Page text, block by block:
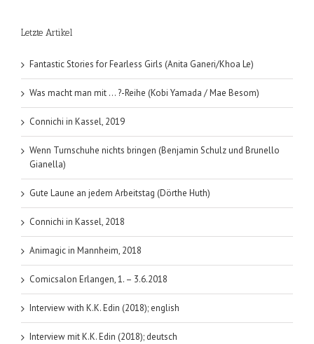
Letzte Artikel
Fantastic Stories for Fearless Girls (Anita Ganeri/Khoa Le)
Was macht man mit … ?-Reihe (Kobi Yamada / Mae Besom)
Connichi in Kassel, 2019
Wenn Turnschuhe nichts bringen (Benjamin Schulz und Brunello
Gianella)
Gute Laune an jedem Arbeitstag (Dörthe Huth)
Connichi in Kassel, 2018
Animagic in Mannheim, 2018
Comicsalon Erlangen, 1. – 3.6.2018
Interview with K.K. Edin (2018); english
Interview mit K.K. Edin (2018); deutsch